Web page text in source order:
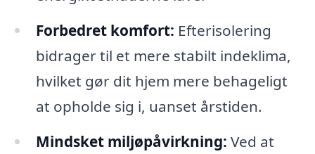
Forbedret komfort: Efterisolering
bidrager til et mere stabilt indeklima,
hvilket gør dit hjem mere behageligt
at opholde sig i, uanset årstiden.
Mindsket miljøpåvirkning: Ved at